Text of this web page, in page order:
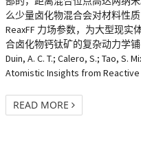
么少量卤化物混合会对材料性
ReaxFF 力场参数，为大型现
合卤化物钙钛矿的复杂动力学
Duin, A. C. T.; Calero, S.; Tao, S.
Atomistic Insights from
READ MORE